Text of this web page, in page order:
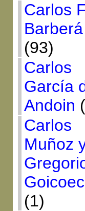
Carlos
Barberá
(93)
Carlos
García
Andoin
Carlos
Muñoz
(1)